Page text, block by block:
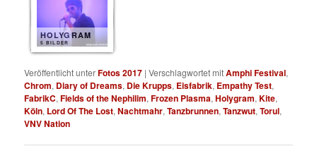
HOLYGRAM
5 BILDER
Veröffentlicht unterFotos 2017 |Verschlagwortet mitAmphi Festival,
Chrom, Diary of Dreams, Die Krupps, Eisfabrik, Empathy Test,
FabrikC,Fields of the Nephilim,Frozen Plasma,Holygram,Kite,
Köln, Lord Of The Lost,Nachtmahr,Tanzbrunnen,Tanzwut,Torul,
VNV Nation